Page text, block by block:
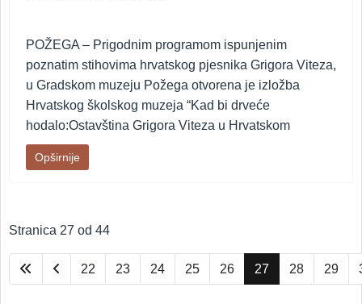
POŽEGA – Prigodnim programom ispunjenim
poznatim stihovima hrvatskog pjesnika Grigora Viteza,
u Gradskom muzeju Požega otvorena je izložba
Hrvatskog školskog muzeja “Kad bi drveće
hodalo:Ostavština Grigora Viteza u Hrvatskom
Opširnije
Stranica 27 od 44
22 23 24 25 26 27 28 29